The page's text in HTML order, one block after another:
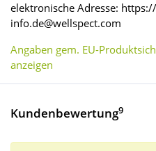
elektronische Adresse:
info.de@wellspect.com
Angaben gem. EU-
anzeigen
Kundenbewertung9